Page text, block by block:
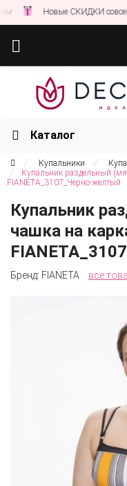
Новые СКИДКИ совсем СКОРО!
Каталог
Купальники
Купальник раздельный
FIANETA_3107_Черно-желтый
Купальник
чашка на
Бренд: FIANETA все